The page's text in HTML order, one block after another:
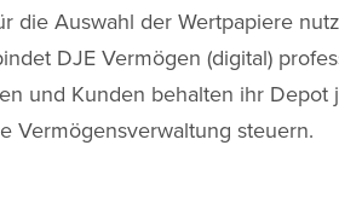
die Auswahl der Wertpapiere
DJE Vermögen (digital)
und Kunden behalten ihr Depot
Vermögensverwaltung steuern.